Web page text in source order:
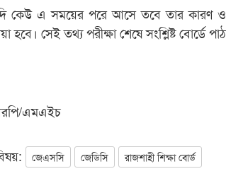
কেউ এ সময়ের পরে আসে তবে তার কারণ ও
হবে। সেই তথ্য পরীক্ষা শেষে সংশ্লিষ্ট বোর্ডে
এমএইচ
জেএসসি জেডিসি রাজশাহী শিক্ষা বোর্ড